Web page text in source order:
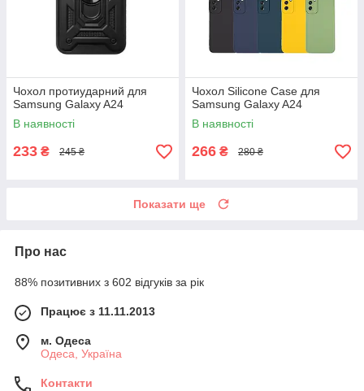
Чохол протиударний для
Samsung Galaxy A24
В наявності
233 ₴ 245 ₴
Чохол Silicone Case для
Samsung Galaxy A24
В наявності
266 ₴ 280 ₴
Показати ще
Про нас
88% позитивних з 602 відгуків за рік
Працює з 11.11.2013
м. Одеса
Одеса, Україна
Контакти